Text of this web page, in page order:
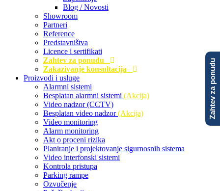
Blog / Novosti
Showroom
Partneri
Reference
Predstavništva
Licence i sertifikati
Zahtev za ponudu
Zakazivanje konsultacija
Proizvodi i usluge
Alarmni sistemi
Besplatan alarmni sistemi (Akcija)
Video nadzor (CCTV)
Besplatan video nadzor(Akcija)
Video monitoring
Alarm monitoring
Akt o proceni rizika
Planiranje i projektovanje sigurnosnih sistema
Video interfonski sistemi
Kontrola pristupa
Parking rampe
Ozvučenje
Zahtev za ponudu